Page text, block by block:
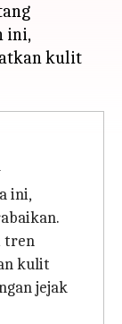
ini,
kulit
ini,
tren
kulit
jejak